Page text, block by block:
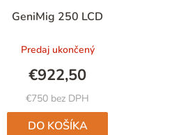
GeniMig 250 LCD
hodnotenie
je
5,0
z
5
hviezdičiek.
Predaj ukončený
€750 bez DPH
€922,50
DO KOŠÍKA